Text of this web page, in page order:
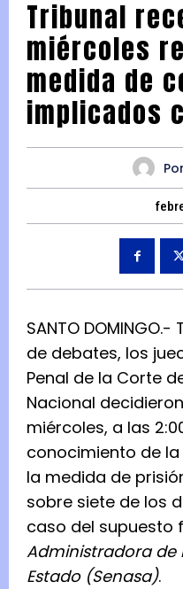
Tribunal
miércoles
medida de
implicados
Por
SANTO
de debates, los
Penal de la Corte
Nacional
miércoles, a las
conocimiento de
la medida de
sobre siete de los
caso del supuesto
Administradora de
Estado (Senasa).